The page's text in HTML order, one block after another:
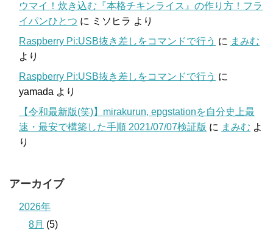
ウマイ！炊き込む『本格チキンライス』の作り方！フラ
イパンひとつ に ミソヒラ より
Raspberry Pi:USB抜き差しをコマンドで行う に まみむ
より
Raspberry Pi:USB抜き差しをコマンドで行う に
yamada より
【令和最新版(笑)】mirakurun, epgstationを自分史上最
速・最安で構築した手順 2021/07/07検証版 に まみむ よ
り
アーカイブ
2026年
8月 (5)